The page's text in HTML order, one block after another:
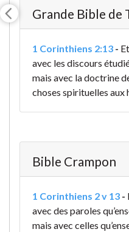
Grande Bible de
1 Corinthiens 2:13 -
avec les discours
mais avec la doctrine
choses spirituelles aux
Bible Crampon
1 Corinthiens 2 v 13 -
avec des paroles
mais avec celles